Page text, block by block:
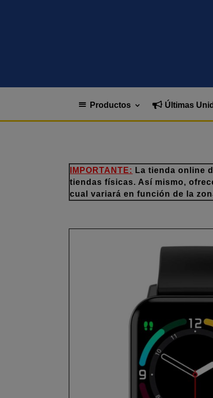
Productos Últimas
IMPORTANTE: La tienda online
tiendas físicas. Así mismo,
cual variará en función de la